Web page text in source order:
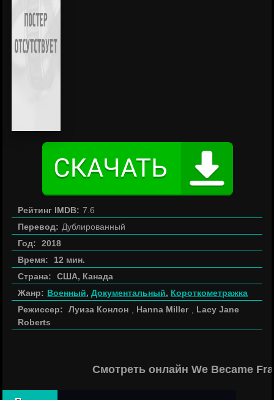
Рейтинг IMDB: 7.6
Перевод: Дублированный
Год:
2018
Время:
12 мин.
Страна:
США, Канада
Жанр: Военный,Документальный, Короткометражка
Режиссер:
Луиза Конлон Hanna Miller
Lacy Jane
Roberts
Смотреть онлайн We Became